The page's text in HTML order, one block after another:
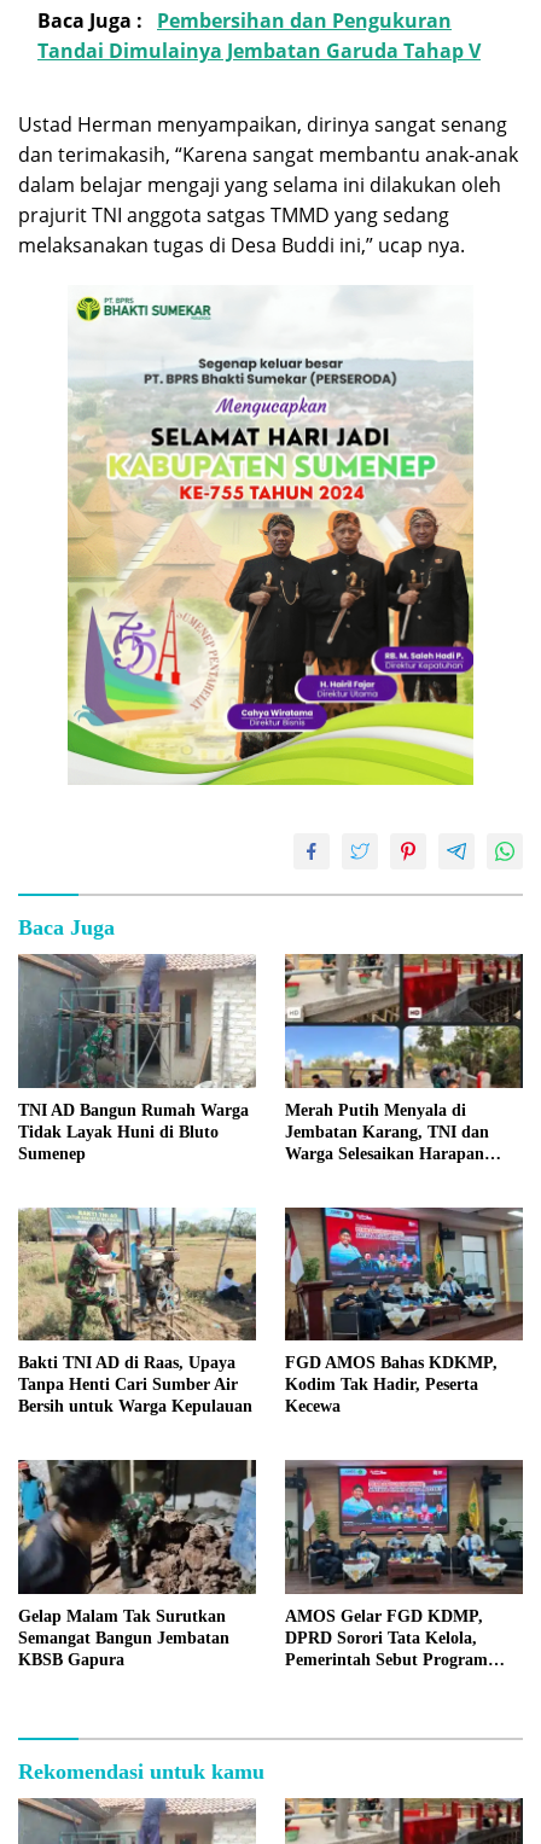
Baca Juga :
Pembersihan dan Pengukuran
Tandai Dimulainya Jembatan Garuda Tahap V
Ustad Herman menyampaikan, dirinya sangat senang
dan terimakasih, “Karena sangat membantu anak-anak
dalam belajar mengaji yang selama ini dilakukan oleh
prajurit TNI anggota satgas TMMD yang sedang
melaksanakan tugas di Desa Buddi ini,” ucap nya.
Baca Juga
TNI AD Bangun Rumah Warga
Tidak Layak Huni di Bluto
Sumenep
Merah Putih Menyala di
Jembatan Karang, TNI dan
Warga Selesaikan Harapan
Bakti TNI AD di Raas, Upaya
Tanpa Henti Cari Sumber Air
Bersih untuk Warga Kepulauan
FGD AMOS Bahas KDKMP,
Kodim Tak Hadir, Peserta
Kecewa
Gelap Malam Tak Surutkan
Semangat Bangun Jembatan
KBSB Gapura
AMOS Gelar FGD KDMP,
DPRD Sorori Tata Kelola,
Pemerintah Sebut Program
Rekomendasi untuk kamu